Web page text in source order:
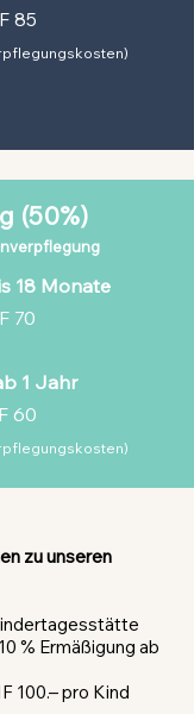
85
(50%)
18 Monate
70
1 Jahr
60
zu unseren
% Ermäßigung ab
100.– pro Kind